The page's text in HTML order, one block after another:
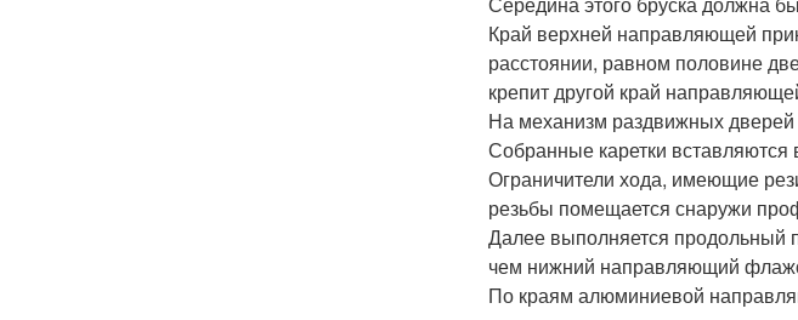
Край верхней направляющей
расстоянии, равном половине
крепит другой край
На механизм раздвижных
Собранные каретки
Ограничители хода, имеющие
резьбы помещается снаружи
Далее выполняется продольный
чем нижний направляющий
По краям алюминиевой